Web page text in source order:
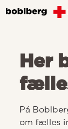
Her
På
om fælles